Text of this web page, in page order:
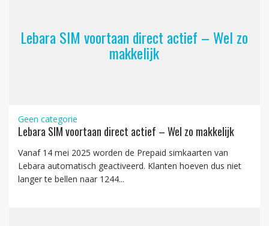
Lebara SIM voortaan direct actief – Wel zo
makkelijk
Geen categorie
Lebara SIM voortaan direct actief – Wel zo makkelijk
Vanaf 14 mei 2025 worden de Prepaid simkaarten van
Lebara automatisch geactiveerd. Klanten hoeven dus niet
langer te bellen naar 1244...